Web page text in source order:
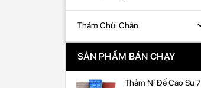
Thảm Chùi Chân
SẢN PHẨM BÁN CHẠY
Thảm Nỉ Đế Cao Su 7